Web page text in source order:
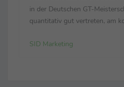
in der Deutschen GT-
quantitativ gut vertreten, am
Heimspiel auf dem Red Bull
SID Marketing